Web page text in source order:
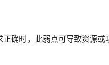
确时，此弱点可导致资源